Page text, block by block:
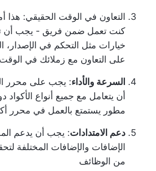
التعاون في الوقت الحقيقي: هذا
كنت تعمل ضمن فريق - يجب أن
خيارات مثل التحكم في الإصدار،
على التعاون مع زملائك في
السرعة والأداء: يجب على محرر
أن يتعامل مع جميع أنواع الأكواد
مطور يستمتع بالعمل في محرر
دعم الامتدادات: يجب أن يدعم
الإضافات والإضافات المختلفة
من الوظائف